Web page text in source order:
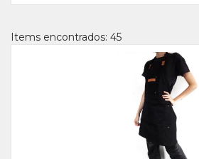
Items encontrados: 45